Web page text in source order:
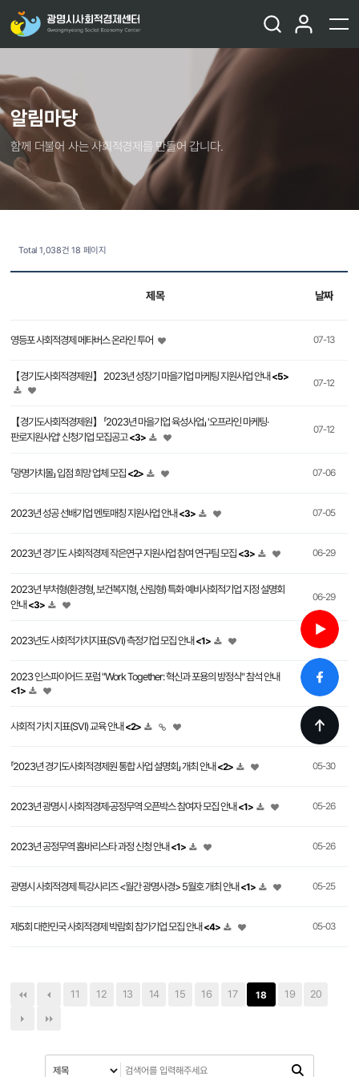
알림마당
함께 더불어 사는 사회적경제를 만들어 갑니다.
Total 1,038건 18 페이지
제목 날짜
영등포 사회적경제 메타버스 온라인 투어 07-13
【경기도사회적경제원】 2023년 성장기 마을기업 마케팅 지원사업 안내<5>
07-12
【경기도사회적경제원】 「2023년 마을기업 육성사업」 '오프라인 마케팅·
판로지원사업' 신청기업 모집공고<3>
07-12
「광명가치몰」 입점 희망 업체 모집 <2> 07-06
2023년 성공 선배기업 멘토매칭 지원사업 안내<3> 07-05
2023년 경기도 사회적경제 작은연구 지원사업 참여 연구팀 모집 <3> 06-29
2023년 부처형(환경형, 보건복지형, 산림형) 특화 예비사회적기업 지정 설명회
안내<3>
06-29
2023년도 사회적가치지표(SVI) 측정기업 모집 안내<1> 06-19
2023 인스파이어드 포럼 "Work Together: 혁신과 포용의 방정식" 참석 안내
<1>
06-19
사회적 가치 지표(SVI) 교육 안내<2> 06-07
「2023년 경기도사회적경제원 통합 사업 설명회」 개최 안내<2> 05-30
2023년 광명시 사회적경제·공정무역 오픈박스 참여자 모집 안내<1> 05-26
2023년 공정무역 홈바리스타 과정 신청 안내<1> 05-26
광명시 사회적경제 특강시리즈 <월간 광명사경> 5월호 개최 안내<1> 05-25
제5회 대한민국 사회적경제 박람회 참가기업 모집 안내<4> 05-03
11 12 13 14 15 16 17 18 19 20